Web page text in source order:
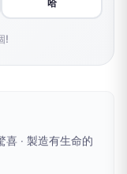
？